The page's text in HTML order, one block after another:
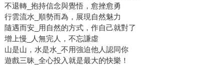
不退轉_抱持信念與覺悟，愈挫愈勇
行雲流水_順勢而為，展現自然魅力
隨遇而安_用自然的方式，作自己就對了
增上慢_人無完人，不忘謙虛
山是山，水是水_不用強迫他人認同你
遊戲三昧_全心投入就是最大的快樂！